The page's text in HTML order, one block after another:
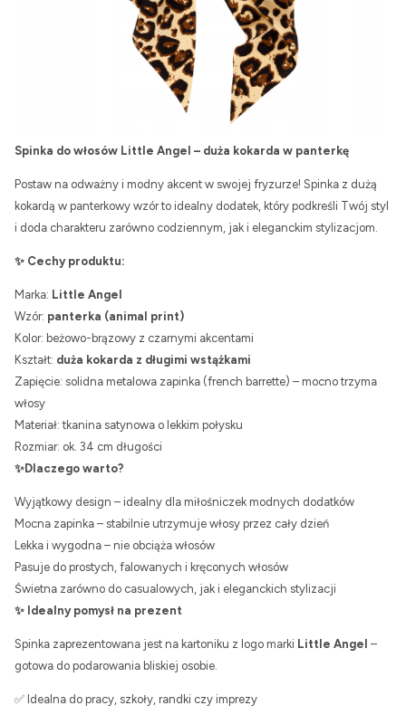
Spinka do włosów Little Angel – duża kokarda w panterkę
Postaw na odważny i modny akcent w swojej fryzurze! Spinka z dużą
kokardą w panterkowy wzór to idealny dodatek, który podkreśli Twój styl
i doda charakteru zarówno codziennym, jak i eleganckim stylizacjom.
✨ Cechy produktu:
Marka: Little Angel
Wzór: panterka (animal print)
Kolor: beżowo-brązowy z czarnymi akcentami
Kształt: duża kokarda z długimi wstążkami
Zapięcie: solidna metalowa zapinka (french barrette) – mocno trzyma
włosy
Materiał: tkanina satynowa o lekkim połysku
Rozmiar: ok. 34 cm długości
✨Dlaczego warto?
Wyjątkowy design – idealny dla miłośniczek modnych dodatków
Mocna zapinka – stabilnie utrzymuje włosy przez cały dzień
Lekka i wygodna – nie obciąża włosów
Pasuje do prostych, falowanych i kręconych włosów
Świetna zarówno do casualowych, jak i eleganckich stylizacji
✨ Idealny pomysł na prezent
Spinka zaprezentowana jest na kartoniku z logo marki Little Angel –
gotowa do podarowania bliskiej osobie.
✅ Idealna do pracy, szkoły, randki czy imprezy